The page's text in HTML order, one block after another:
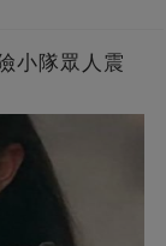
小隊眾人震